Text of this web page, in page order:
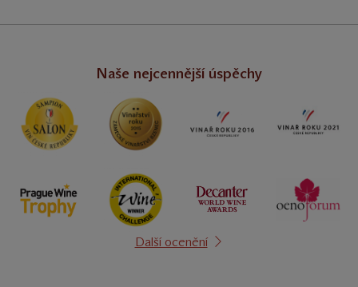
Naše nejcennější úspěchy
Další ocenění